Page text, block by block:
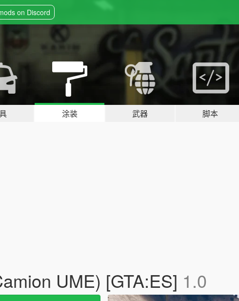
on Discord
涂装 武器 脚本
UME) [GTA:ES] 1.0